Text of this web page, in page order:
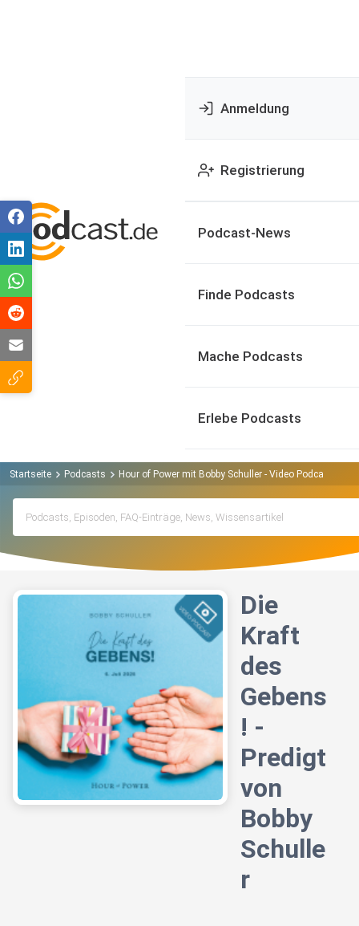
Anmeldung
Registrierung
Podcast-News
Finde Podcasts
Mache Podcasts
Erlebe Podcasts
Startseite Podcasts Hour of Power mit Bobby Schuller - Video Podcast
Die
Kraft
des
Gebens
! -
Predigt
von
Bobby
Schulle
r